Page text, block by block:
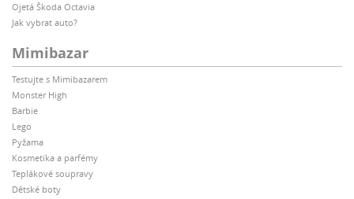
Ojetá Škoda Octavia
Jak vybrat auto?
Mimibazar
Testujte s Mimibazarem
Monster High
Barbie
Lego
Pyžama
Kosmetika a parfémy
Teplákové soupravy
Dětské boty